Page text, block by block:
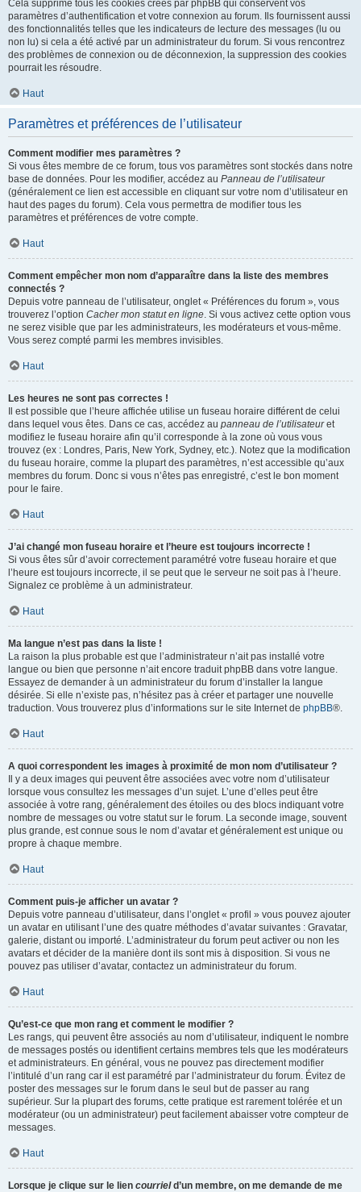
Cela supprime tous les cookies créés par phpBB qui conservent vos
paramètres d’authentification et votre connexion au forum. Ils fournissent aussi
des fonctionnalités telles que les indicateurs de lecture des messages (lu ou
non lu) si cela a été activé par un administrateur du forum. Si vous rencontrez
des problèmes de connexion ou de déconnexion, la suppression des cookies
pourrait les résoudre.
Haut
Paramètres et préférences de l’utilisateur
Comment modifier mes paramètres ?
Si vous êtes membre de ce forum, tous vos paramètres sont stockés dans notre
base de données. Pour les modifier, accédez au Panneau de l’utilisateur
(généralement ce lien est accessible en cliquant sur votre nom d’utilisateur en
haut des pages du forum). Cela vous permettra de modifier tous les
paramètres et préférences de votre compte.
Haut
Comment empêcher mon nom d’apparaître dans la liste des membres
connectés ?
Depuis votre panneau de l’utilisateur, onglet « Préférences du forum », vous
trouverez l’option Cacher mon statut en ligne. Si vous activez cette option vous
ne serez visible que par les administrateurs, les modérateurs et vous-même.
Vous serez compté parmi les membres invisibles.
Haut
Les heures ne sont pas correctes !
Il est possible que l’heure affichée utilise un fuseau horaire différent de celui
dans lequel vous êtes. Dans ce cas, accédez au panneau de l’utilisateuret
modifiez le fuseau horaire afin qu’il corresponde à la zone où vous vous
trouvez (ex : Londres, Paris, New York, Sydney, etc.). Notez que la modification
du fuseau horaire, comme la plupart des paramètres, n’est accessible qu’aux
membres du forum. Donc si vous n’êtes pas enregistré, c’est le bon moment
pour le faire.
Haut
J’ai changé mon fuseau horaire et l’heure est toujours incorrecte !
Si vous êtes sûr d’avoir correctement paramétré votre fuseau horaire et que
l’heure est toujours incorrecte, il se peut que le serveur ne soit pas à l’heure.
Signalez ce problème à un administrateur.
Haut
Ma langue n’est pas dans la liste !
La raison la plus probable est que l’administrateur n’ait pas installé votre
langue ou bien que personne n’ait encore traduit phpBB dans votre langue.
Essayez de demander à un administrateur du forum d’installer la langue
désirée. Si elle n’existe pas, n’hésitez pas à créer et partager une nouvelle
traduction. Vous trouverez plus d’informations sur le site Internet de phpBB®.
Haut
A quoi correspondent les images à proximité de mon nom d’utilisateur ?
Il y a deux images qui peuvent être associées avec votre nom d’utilisateur
lorsque vous consultez les messages d’un sujet. L’une d’elles peut être
associée à votre rang, généralement des étoiles ou des blocs indiquant votre
nombre de messages ou votre statut sur le forum. La seconde image, souvent
plus grande, est connue sous le nom d’avatar et généralement est unique ou
propre à chaque membre.
Haut
Comment puis-je afficher un avatar ?
Depuis votre panneau d’utilisateur, dans l’onglet « profil » vous pouvez ajouter
un avatar en utilisant l’une des quatre méthodes d’avatar suivantes : Gravatar,
galerie, distant ou importé. L’administrateur du forum peut activer ou non les
avatars et décider de la manière dont ils sont mis à disposition. Si vous ne
pouvez pas utiliser d’avatar, contactez un administrateur du forum.
Haut
Qu’est-ce que mon rang et comment le modifier ?
Les rangs, qui peuvent être associés au nom d’utilisateur, indiquent le nombre
de messages postés ou identifient certains membres tels que les modérateurs
et administrateurs. En général, vous ne pouvez pas directement modifier
l’intitulé d’un rang car il est paramétré par l’administrateur du forum. Évitez de
poster des messages sur le forum dans le seul but de passer au rang
supérieur. Sur la plupart des forums, cette pratique est rarement tolérée et un
modérateur (ou un administrateur) peut facilement abaisser votre compteur de
messages.
Haut
Lorsque je clique sur le lien courrield’un membre, on me demande de me